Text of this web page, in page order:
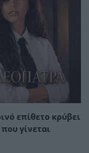
επίθετο κρύβει
γίνεται